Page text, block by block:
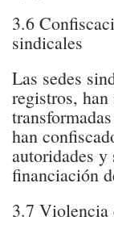
3.6
sindicales
Las sedes
registros, han
han
autoridades y
financiación
3.7 Violencia